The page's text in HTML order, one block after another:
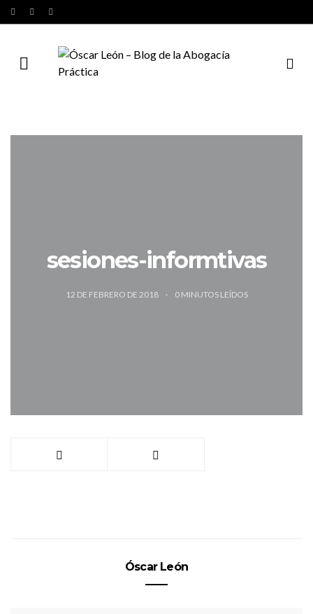
sesiones-informtivas
12 DE FEBRERO DE 2018 0 MINUTOS LEÍDOS
Óscar León